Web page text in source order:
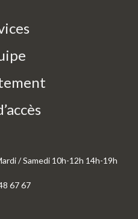
/ Samedi 10h-12h 14h-19h
67 67